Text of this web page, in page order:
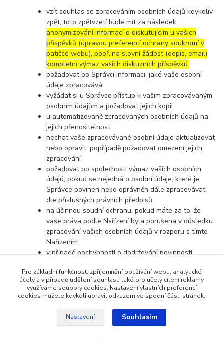
vzít souhlas se zpracováním osobních údajů kdykoliv
zpět, toto zpětvzetí bude mít za následek
anonymizování informací o diskutujícím u vašich
příspěvků (úpravou preferencí ochrany soukromí v
patičce webu), popř. na slovní žádost (dopis, email)
kompletní výmaz vašich diskuzních příspěvků.
požadovat po Správci informaci, jaké vaše osobní
údaje zpracovává
vyžádat si u Správce přístup k vašim zpracovávaným
osobním údajům a požadovat jejich kopii
u automatizovaně zpracovaných osobních údajů na
jejich přenositelnost
nechat vaše zpracovávané osobní údaje aktualizovat
nebo opravit, popřípadě požadovat omezení jejich
zpracování
požadovat po společnosti výmaz vašich osobních
údajů, pokud se nejedná o osobní údaje, které je
Správce povinen nebo oprávněn dále zpracovávat
dle příslušných právních předpisů
na účinnou soudní ochranu, pokud máte za to, že
vaše práva podle Nařízení byla porušena v důsledku
zpracování vašich osobních údajů v rozporu s tímto
Nařízením
v případě pochybností o dodržování povinností
obrátit na Správce nebo na Úřad pro ochranu
osobních údajů
Pro základní funkčnost, zpříjemnění používání webu, analytické
účely a v případě udělení souhlasu také pro účely cílení reklamy
využíváme soubory cookies. Nastavení vlastních preferencí
cookies můžete kdykoli upravit odkazem ve spodní části stránek.
Nastavení Souhlasím